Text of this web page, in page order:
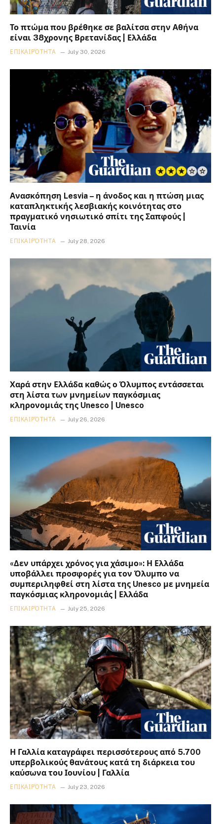
Το πτώμα που βρέθηκε σε βαλίτσα στην Αθήνα
είναι 38χρονης Βρετανίδας | Ελλάδα
ΕΠΙΚΑΙΡΌΤΗΤΑ July 30, 2026
Ανασκόπηση Lesvia – η άνοδος και η πτώση μιας
καταπληκτικής λεσβιακής κοινότητας στο
πραγματικό νησιωτικό σπίτι της Σαπφούς |
Ταινία
ΕΠΙΚΑΙΡΌΤΗΤΑ July 28, 2026
Χαρά στην Ελλάδα καθώς ο Όλυμπος εντάσσεται
στη λίστα των μνημείων παγκόσμιας
κληρονομιάς της Unesco | Unesco
ΕΠΙΚΑΙΡΌΤΗΤΑ July 26, 2026
«Δεν υπάρχει χρόνος για χάσιμο»: Η Ελλάδα
υποβάλλει προσφορές για τον Όλυμπο να
συμπεριληφθεί στη λίστα της Unesco με μνημεία
παγκόσμιας κληρονομιάς | Ελλάδα
ΕΠΙΚΑΙΡΌΤΗΤΑ July 25, 2026
Η Γαλλία καταγράφει περισσότερους από 5.700
υπερβολικούς θανάτους κατά τη διάρκεια του
καύσωνα του Ιουνίου | Γαλλία
ΕΠΙΚΑΙΡΌΤΗΤΑ July 23, 2026